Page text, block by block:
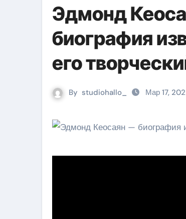
Эдмонд
биография
его
By studiohallo_ Мар 17,